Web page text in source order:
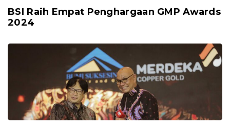
BSI Raih Empat Penghargaan GMP Awards
2024